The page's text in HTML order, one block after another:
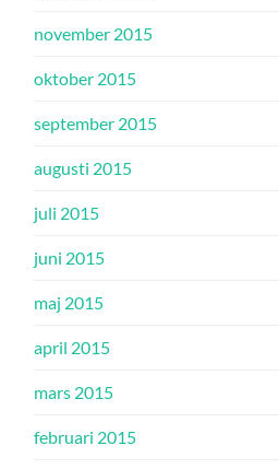
november 2015
oktober 2015
september 2015
augusti 2015
juli 2015
juni 2015
maj 2015
april 2015
mars 2015
februari 2015